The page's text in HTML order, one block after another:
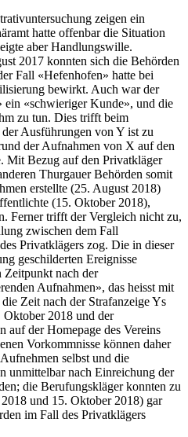
zeigen ein
hatte offenbar die Situation
aber Handlungswille.
2017 konnten sich die Behörden
Fall «Hefenhofen» hatte bei
bewirkt. Auch war der
«schwieriger Kunde», und die
zu tun. Dies trifft beim
Ausführungen von Y ist zu
der Aufnahmen von X auf den
Mit Bezug auf den Privatkläger
Thurgauer Behörden somit
erstellte (25. August 2018)
(15. Oktober 2018),
Ferner trifft der Vergleich nicht zu,
zwischen dem Fall
Privatklägers zog. Die in dieser
geschilderten Ereignisse
Zeitpunkt nach der
Aufnahmen», das heisst mit
Zeit nach der Strafanzeige Ys
Oktober 2018 und der
auf der Homepage des Vereins
Vorkommnisse können daher
selbst und die
unmittelbar nach Einreichung der
die Berufungskläger konnten zu
und 15. Oktober 2018) gar
im Fall des Privatklägers